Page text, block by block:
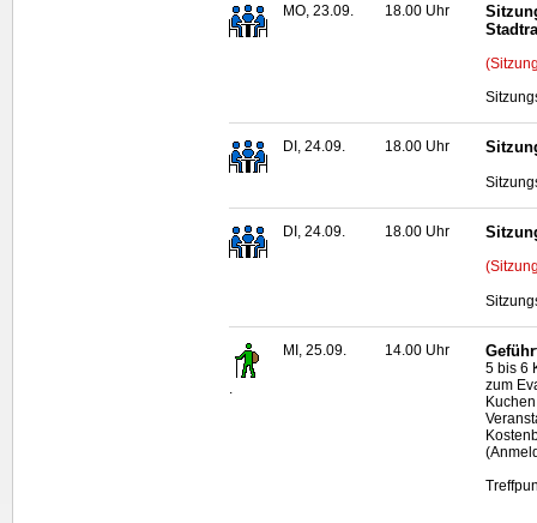
MO, 23.09. 18.00 Uhr
DI, 24.09. 18.00 Uhr
DI, 24.09. 18.00 Uhr
.
MI, 25.09. 14.00 Uhr
5 bis 6
zum